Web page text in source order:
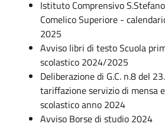
Istituto Comprensivo
Comelico Superiore -
2025
Avviso libri di testo Scuola
scolastico 2024/2025
Deliberazione di G.C. n.8 del
tariffazione servizio di mensa
scolastico anno 2024
Avviso Borse di studio 2024